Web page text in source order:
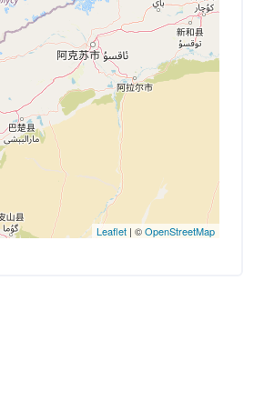
Leaflet | ©OpenStreetMap